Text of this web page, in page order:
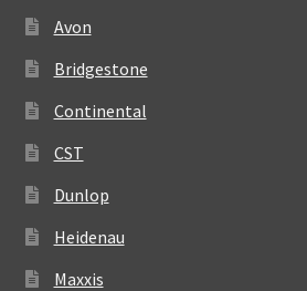
Avon
Bridgestone
Continental
CST
Dunlop
Heidenau
Maxxis